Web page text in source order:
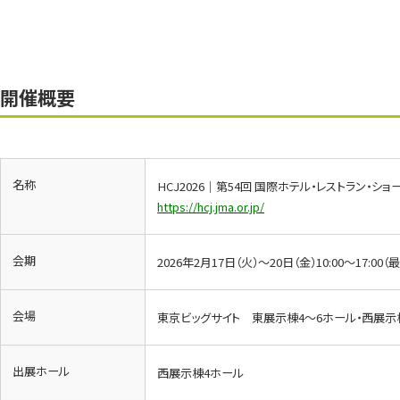
開催概要
名称
HCJ2026｜第54回 国際ホテル・レストラン・ショ
https://hcj.jma.or.jp/
会期 2026年2月17日（火）～20日（金）10:00～17:00（
会場 東京ビッグサイト 東展⽰棟4〜6ホール・⻄展
出展ホール 西展示棟4ホール